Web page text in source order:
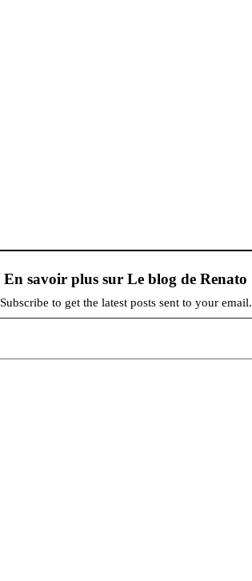
En savoir plus sur Le blog de Renato
Subscribe to get the latest posts sent to your email.